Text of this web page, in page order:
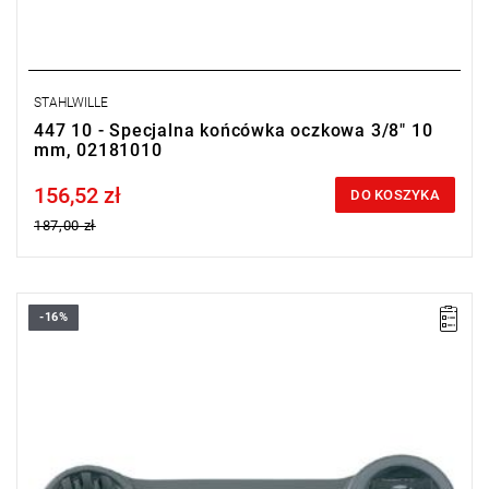
STAHLWILLE
447 10 - Specjalna końcówka oczkowa 3/8" 10
mm, 02181010
Price tax included
156,52 zł
187,00 zł
DO KOSZYKA
-16%